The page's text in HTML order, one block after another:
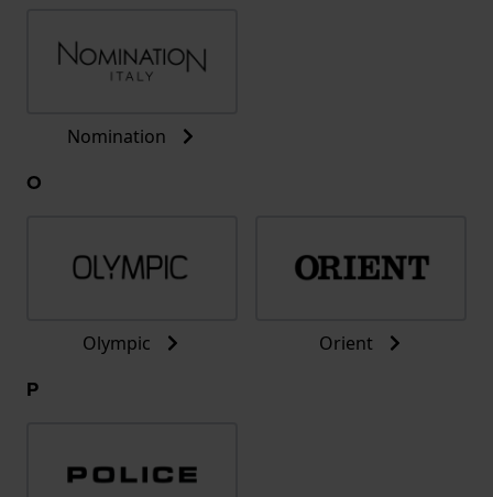
Nomination
O
Olympic Orient
P